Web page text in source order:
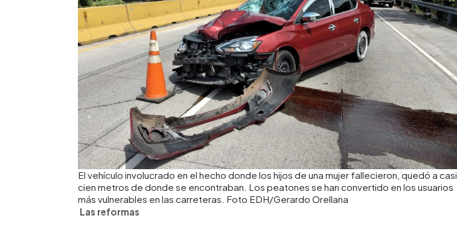
El vehículo involucrado en el hecho donde los hijos de una mujer fallecieron, quedó a casi
cien metros de donde se encontraban. Los peatones se han convertido en los usuarios
más vulnerables en las carreteras. Foto EDH/Gerardo Orellana
Las reformas